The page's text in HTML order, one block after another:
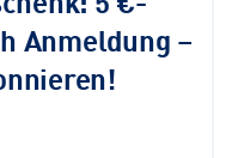
Anmeldung –